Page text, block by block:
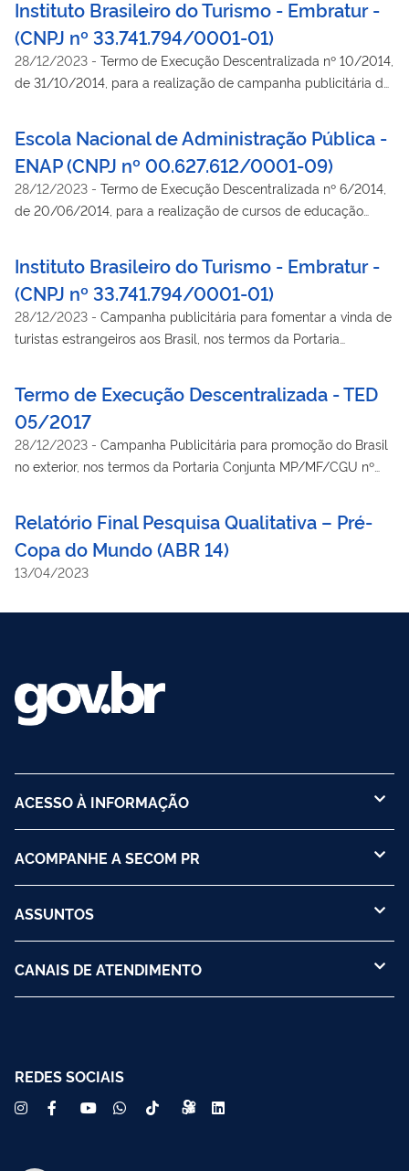
Instituto Brasileiro do Turismo - Embratur -
(CNPJ nº 33.741.794/0001-01)
28/12/2023 - Termo de Execução Descentralizada nº 10/2014,
de 31/10/2014, para a realização de campanha publicitária de
Escola Nacional de Administração Pública -
ENAP (CNPJ nº 00.627.612/0001-09)
28/12/2023 - Termo de Execução Descentralizada nº 6/2014,
de 20/06/2014, para a realização de cursos de educação
SECOM-PR e ao Sistema de Comunicação do Poder Executivo
Federal - SICOM. Vigência de 20/06/2014 a 19/12/2014.
Instituto Brasileiro do Turismo - Embratur -
(CNPJ nº 33.741.794/0001-01)
28/12/2023 - Campanha publicitária para fomentar a vinda de
turistas estrangeiros aos Brasil, nos termos da Portaria
Termo de Execução Descentralizada - TED
05/2017
28/12/2023 - Campanha Publicitária para promoção do Brasil
no exterior, nos termos da Portaria Conjunta MP/MF/CGU nº
Relatório Final Pesquisa Qualitativa – Pré-
Copa do Mundo (ABR 14)
13/04/2023
ACESSO À INFORMAÇÃO
ACOMPANHE A SECOM PR
ASSUNTOS
CANAIS DE ATENDIMENTO
REDES SOCIAIS